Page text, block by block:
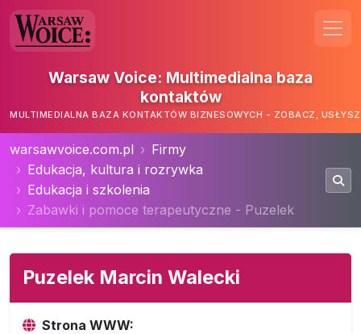
Warsaw Voice: Multimedialna baza
kontaktów
MULTIMEDIALNA BAZA KONTAKTÓW BIZNESOWYCH - ZOBACZ,
warsawvoice.com.pl
Firmy
Edukacja, kultura i rozrywka
Edukacja i szkolenia
Zabawki i pomoce terapeutyczne - Puzelek
Puzelek Marcin Walecki
Strona WWW: